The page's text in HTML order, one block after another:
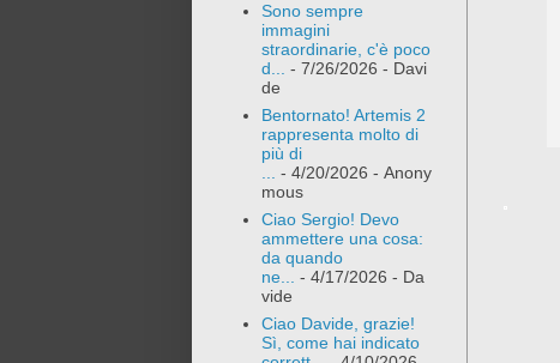
Sono sempre
immagini
straordinarie, c'è poco
d... - 7/26/2026 - Davi
de
Bentornato! Artemis 2
rappresenta molto di
più di
... - 4/20/2026 - Anony
mous
Ciao Sergio! Devo
ammettere una cosa:
da quando
ne... - 4/17/2026 - Da
vide
Ciao Davide, grazie!
Sì, come hai indicato